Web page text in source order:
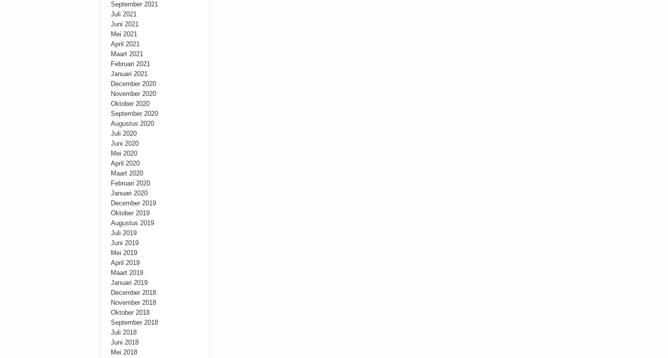
September 2021
Juli 2021
Juni 2021
Mei 2021
April 2021
Maart 2021
Februari 2021
Januari 2021
December 2020
November 2020
Oktober 2020
September 2020
Augustus 2020
Juli 2020
Juni 2020
Mei 2020
April 2020
Maart 2020
Februari 2020
Januari 2020
December 2019
Oktober 2019
Augustus 2019
Juli 2019
Juni 2019
Mei 2019
April 2019
Maart 2019
Januari 2019
December 2018
November 2018
Oktober 2018
September 2018
Juli 2018
Juni 2018
Mei 2018